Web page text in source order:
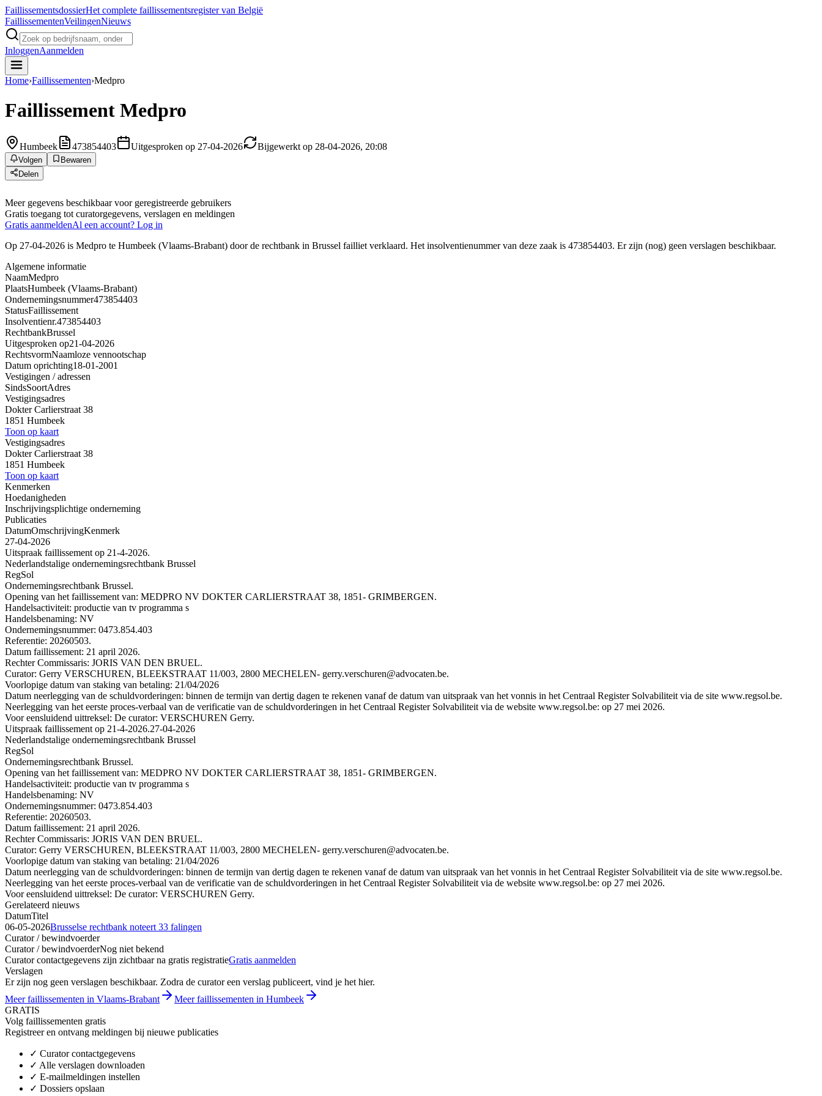
FaillissementsdossierHet complete faillissementsregister van België
FaillissementenVeilingenNieuws
InloggenAanmelden
Home›Faillissementen›Medpro
Faillissement Medpro
Humbeek 473854403 Uitgesproken op 27-04-2026 Bijgewerkt op 28-04-2026, 20:08
Volgen
Bewaren
Delen
Meer gegevens beschikbaar voor geregistreerde gebruikers
Gratis toegang tot curatorgegevens, verslagen en meldingen
Gratis aanmeldenAl een account? Log in
Op 27-04-2026 is Medpro te Humbeek (Vlaams-Brabant) door de rechtbank in Brussel failliet verklaard. Het insolventienummer van deze zaak is 473854403. Er zijn (nog) geen verslagen beschikbaar.
Algemene informatie
NaamMedpro
PlaatsHumbeek (Vlaams-Brabant)
Ondernemingsnummer473854403
StatusFaillissement
Insolventienr.473854403
RechtbankBrussel
Uitgesproken op21-04-2026
RechtsvormNaamloze vennootschap
Datum oprichting18-01-2001
Vestigingen / adressen
SindsSoortAdres
Vestigingsadres
Dokter Carlierstraat 38
1851 Humbeek
Toon op kaart
Vestigingsadres
Dokter Carlierstraat 38
1851 Humbeek
Toon op kaart
Kenmerken
Hoedanigheden
Inschrijvingsplichtige onderneming
Publicaties
DatumOmschrijvingKenmerk
27-04-2026
Uitspraak faillissement op 21-4-2026.
Nederlandstalige ondernemingsrechtbank Brussel
RegSol
Ondernemingsrechtbank Brussel.
Opening van het faillissement van: MEDPRO NV DOKTER CARLIERSTRAAT 38, 1851- GRIMBERGEN.
Handelsactiviteit: productie van tv programma s
Handelsbenaming: NV
Ondernemingsnummer: 0473.854.403
Referentie: 20260503.
Datum faillissement: 21 april 2026.
Rechter Commissaris: JORIS VAN DEN BRUEL.
Curator: Gerry VERSCHUREN, BLEEKSTRAAT 11/003, 2800 MECHELEN- gerry.verschuren@advocaten.be.
Voorlopige datum van staking van betaling: 21/04/2026
Datum neerlegging van de schuldvorderingen: binnen de termijn van dertig dagen te rekenen vanaf de datum van uitspraak van het vonnis in het Centraal Register Solvabiliteit via de site www.regsol.be.
Neerlegging van het eerste proces-verbaal van de verificatie van de schuldvorderingen in het Centraal Register Solvabiliteit via de website www.regsol.be: op 27 mei 2026.
Voor eensluidend uittreksel: De curator: VERSCHUREN Gerry.
Uitspraak faillissement op 21-4-2026.27-04-2026
Nederlandstalige ondernemingsrechtbank Brussel
RegSol
Ondernemingsrechtbank Brussel.
Opening van het faillissement van: MEDPRO NV DOKTER CARLIERSTRAAT 38, 1851- GRIMBERGEN.
Handelsactiviteit: productie van tv programma s
Handelsbenaming: NV
Ondernemingsnummer: 0473.854.403
Referentie: 20260503.
Datum faillissement: 21 april 2026.
Rechter Commissaris: JORIS VAN DEN BRUEL.
Curator: Gerry VERSCHUREN, BLEEKSTRAAT 11/003, 2800 MECHELEN- gerry.verschuren@advocaten.be.
Voorlopige datum van staking van betaling: 21/04/2026
Datum neerlegging van de schuldvorderingen: binnen de termijn van dertig dagen te rekenen vanaf de datum van uitspraak van het vonnis in het Centraal Register Solvabiliteit via de site www.regsol.be.
Neerlegging van het eerste proces-verbaal van de verificatie van de schuldvorderingen in het Centraal Register Solvabiliteit via de website www.regsol.be: op 27 mei 2026.
Voor eensluidend uittreksel: De curator: VERSCHUREN Gerry.
Gerelateerd nieuws
DatumTitel
06-05-2026Brusselse rechtbank noteert 33 falingen
Curator / bewindvoerder
Curator / bewindvoerderNog niet bekend
Curator contactgegevens zijn zichtbaar na gratis registratieGratis aanmelden
Verslagen
Er zijn nog geen verslagen beschikbaar. Zodra de curator een verslag publiceert, vind je het hier.
Meer faillissementen in Vlaams-Brabant
Meer faillissementen in Humbeek
GRATIS
Volg faillissementen gratis
Registreer en ontvang meldingen bij nieuwe publicaties
✓ Curator contactgegevens
✓ Alle verslagen downloaden
✓ E-mailmeldingen instellen
✓ Dossiers opslaan